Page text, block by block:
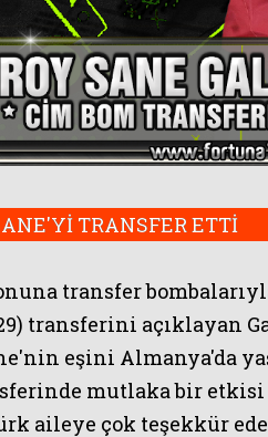
TRANSFER ETTİ
transfer
transferini açıklayan
eşini Almanya'da
mutlaka bir
aileye çok teşekkür